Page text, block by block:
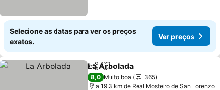
Selecione as datas para ver os preços
exatos.
Ver preços
PartilharAdicionar aos favoritos
La Arbolada
8,0 Muito boa
365
a 19.3 km de Real Mosteiro de San Lorenzo